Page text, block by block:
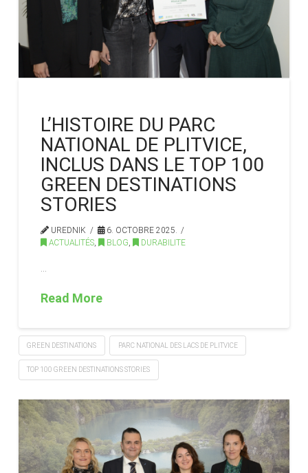
L’HISTOIRE DU PARC
NATIONAL DE PLITVICE,
INCLUS DANS LE TOP 100
GREEN DESTINATIONS
STORIES
UREDNIK
6. OCTOBRE 2025.
ACTUALITÉS
BLOG DURABILITE
Read More
GREEN DESTINATIONS PARC NATIONAL DES LACS DE PLITVICE
TOP 100 GREEN DESTINATIONS STORIES